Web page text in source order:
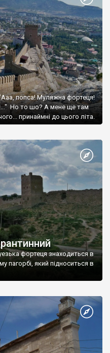
попса! Муляжна фортеця!
Но то шо? А мене ще там
принаймні до цього літа.
фортеця знаходиться в
пагорбі, який підноситься в